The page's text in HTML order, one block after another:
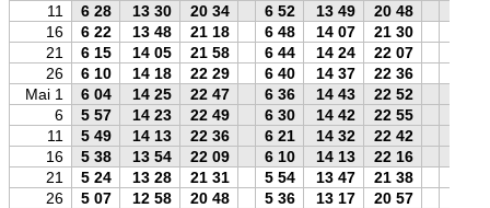
11
6 28 13 30 20 34 6 52 13 49 20 48
16
6 22 13 48 21 18 6 48 14 07 21 30
21
6 15 14 05 21 58 6 44 14 24 22 07
26
6 10 14 18 22 29 6 40 14 37 22 36
Mai 1
6 04 14 25 22 47 6 36 14 43 22 52
6
5 57 14 23 22 49 6 30 14 42 22 55
11
5 49 14 13 22 36 6 21 14 32 22 42
16
5 38 13 54 22 09 6 10 14 13 22 16
21
5 24 13 28 21 31 5 54 13 47 21 38
26
5 07 12 58 20 48 5 36 13 17 20 57